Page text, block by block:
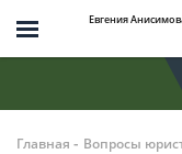
Евгения
Главная - Вопросы